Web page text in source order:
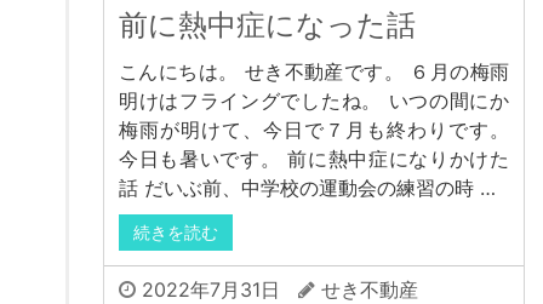
前に熱中症になった話
こんにちは。 せき不動産です。 ６月の梅雨
明けはフライングでしたね。 いつの間にか
梅雨が明けて、今日で７月も終わりです。
今日も暑いです。 前に熱中症になりかけた
話 だいぶ前、中学校の運動会の練習の時 …
続きを読む
2022年7月31日
せき不動産